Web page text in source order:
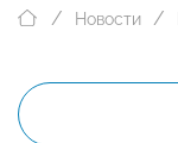
Новости